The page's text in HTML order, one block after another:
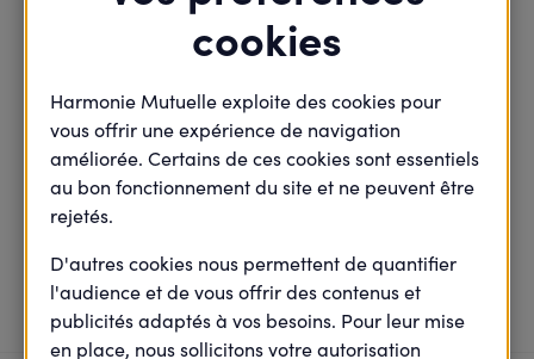
Trouvons ensemble vos
solutions
gérer mes informations personnelles
(coordonnées, mot de passe)
Nous avons trouvé1 solutions
cookies
Harmonie Mutuelle exploite des cookies pour
vous offrir une expérience de navigation
améliorée. Certains de ces cookies sont essentiels
au bon fonctionnement du site et ne peuvent être
rejetés.
D'autres cookies nous permettent de quantifier
l'audience et de vous offrir des contenus et
publicités adaptés à vos besoins. Pour leur mise
en place, nous sollicitons votre autorisation